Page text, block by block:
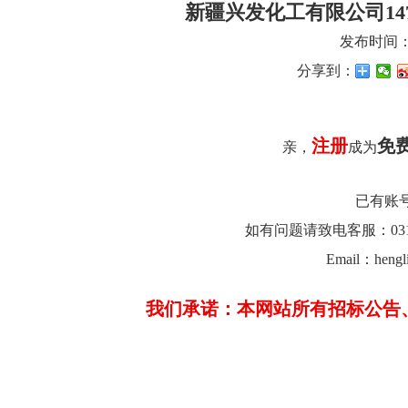
新疆兴发化工有限公司
发布时间
分享到：
亲， 注册成为免
已有账
如有问题请致电客服：
Email：
我们承诺：本网站所有招标公